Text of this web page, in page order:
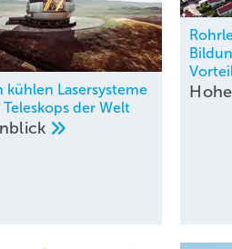
kühlen Lasersysteme
der Welt
Hohe